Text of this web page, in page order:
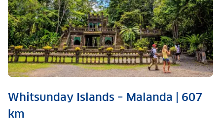
Whitsunday Islands – Malanda | 607
km